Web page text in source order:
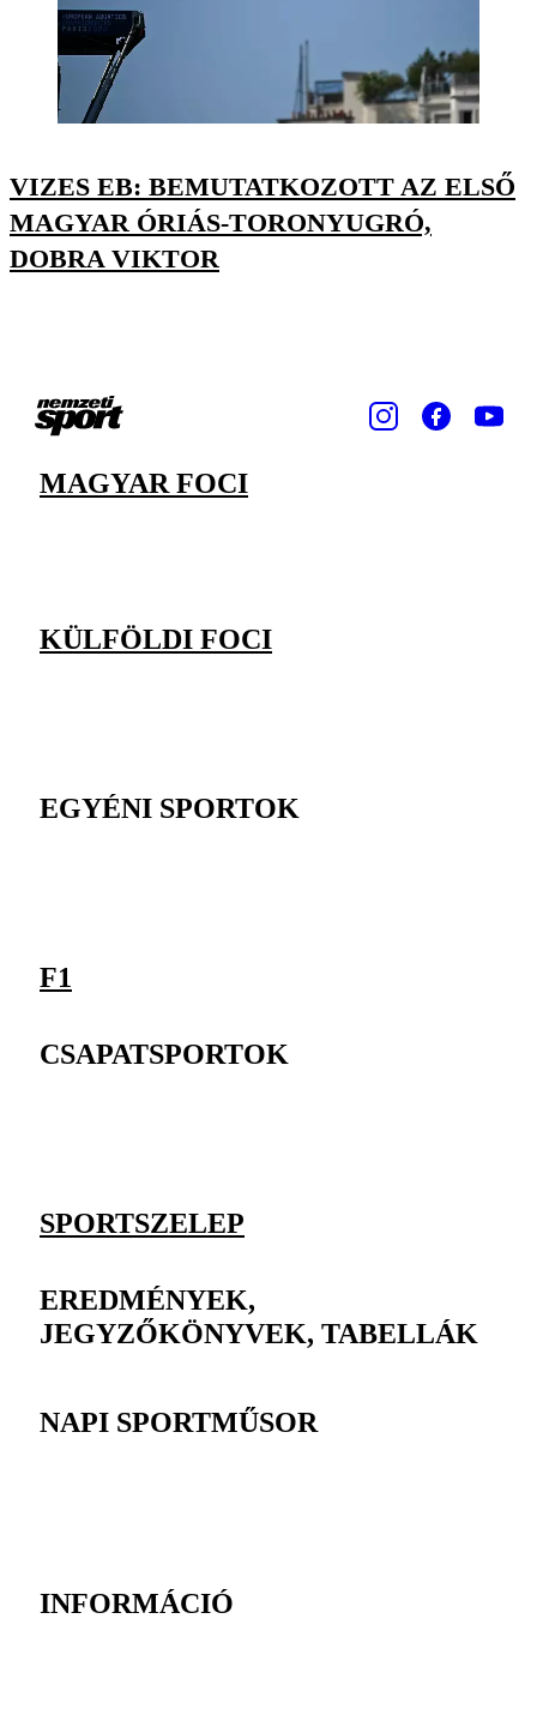
VIZES EB: BEMUTATKOZOTT AZ ELSŐ
MAGYAR ÓRIÁS-TORONYUGRÓ,
DOBRA VIKTOR
MAGYAR FOCI
KÜLFÖLDI FOCI
EGYÉNI SPORTOK
F1
CSAPATSPORTOK
SPORTSZELEP
EREDMÉNYEK,
JEGYZŐKÖNYVEK, TABELLÁK
NAPI SPORTMŰSOR
INFORMÁCIÓ